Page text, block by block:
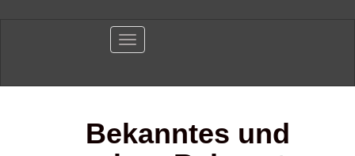
Toggle navigation
Bekanntes und